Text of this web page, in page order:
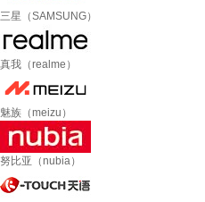
三星（SAMSUNG）
真我（realme）
魅族（meizu）
努比亚（nubia）